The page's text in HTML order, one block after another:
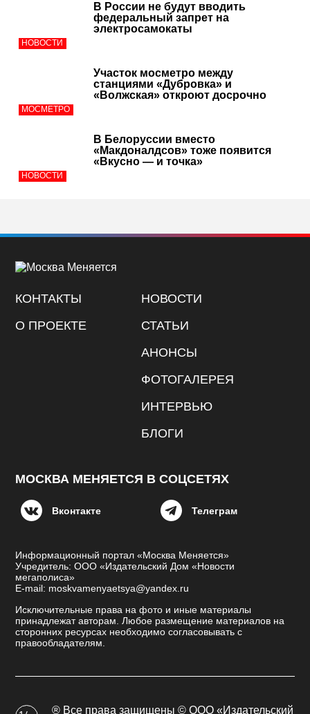
НОВОСТИ
В России не будут вводить
федеральный запрет на
электросамокаты
МОСМЕТРО
Участок мосметро между
станциями «Дубровка» и
«Волжская» откроют досрочно
НОВОСТИ
В Белоруссии вместо
«Макдоналдсов» тоже появится
«Вкусно — и точка»
КОНТАКТЫ
О ПРОЕКТЕ
НОВОСТИ
СТАТЬИ
АНОНСЫ
ФОТОГАЛЕРЕЯ
ИНТЕРВЬЮ
БЛОГИ
МОСКВА МЕНЯЕТСЯ В СОЦСЕТЯХ
Вконтакте Телеграм
Информационный портал «Москва Меняется»
Учредитель: ООО «Издательский Дом «Новости
мегаполиса»
E-mail: moskvamenyaetsya@yandex.ru
Исключительные права на фото и иные материалы
принадлежат авторам. Любое размещение материалов на
сторонних ресурсах необходимо согласовывать с
правообладателям.
® Все права защищены © ООО «Издательский